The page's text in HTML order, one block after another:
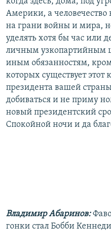
Америки, а
на грани войны и мира,
уделять хотя бы час или
личным узкопартийным
иным обязанностям,
которых существует этот
президента вашей
добиваться и не приму
новый президентский
Спокойной ночи и да
Владимир Абаринов:
гонки стал Бобби